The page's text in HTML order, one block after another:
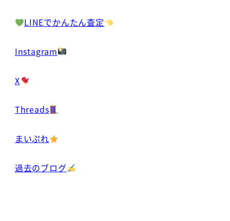
LINEでかんたん査定
Instagram
X
Threads
まいぷれ
過去のブログ